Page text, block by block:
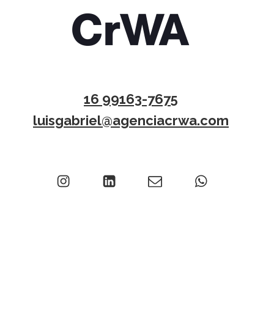
16 99163-7675
luisgabriel@agenciacrwa.com